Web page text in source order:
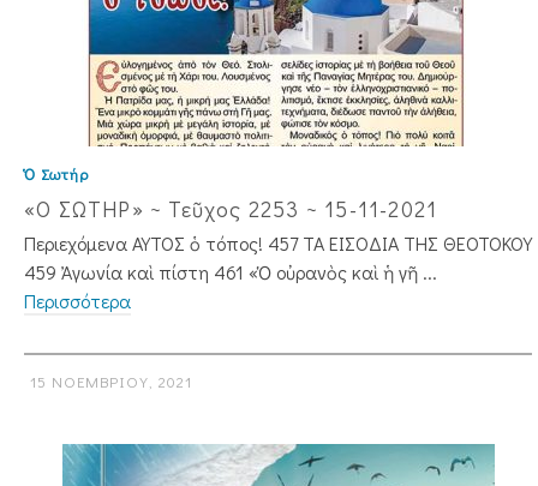
Ὁ Σωτήρ
«Ο ΣΩΤΗΡ» ~ Τεῦχος 2253 ~ 15-11-2021
Περιεχόμενα ΑΥΤΟΣ ὁ τόπος! 457 ΤΑ ΕΙΣΟΔΙΑ ΤΗΣ ΘΕΟΤΟΚΟΥ
459 Ἀγωνία καὶ πίστη 461 «Ὁ οὐρανὸς καὶ ἡ γῆ ...
Περισσότερα
15 ΝΟΕΜΒΡΊΟΥ, 2021